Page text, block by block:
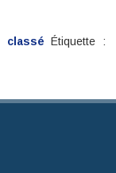
classé Étiquette :